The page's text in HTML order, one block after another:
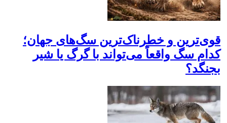
قوی‌ترین و خطرناک‌ترین سگ‌های جهان؛
کدام سگ واقعاً می‌تواند با گرگ یا شیر
بجنگد؟